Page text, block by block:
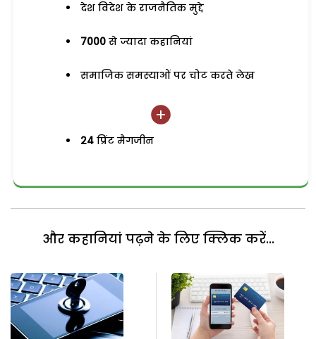
देश विदेश के राजनैतिक मुद्दे
7000 से ज्यादा कहानियां
समाजिक समस्याओं पर चोट करते लेख
24 प्रिंट मैगजीन
और कहानियां पढ़ने के लिए क्लिक करें...